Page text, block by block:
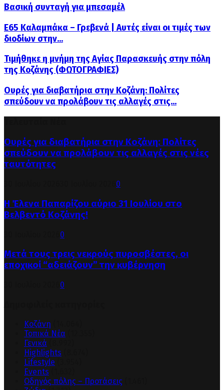
Βασική συνταγή για μπεσαμέλ
Ε65 Καλαμπάκα – Γρεβενά | Αυτές είναι οι τιμές των
διοδίων στην...
Τιμήθηκε η μνήμη της Αγίας Παρασκευής στην πόλη
της Κοζάνης (ΦΩΤΟΓΡΑΦΙΕΣ)
Ουρές για διαβατήρια στην Κοζάνη: Πολίτες
σπεύδουν να προλάβουν τις αλλαγές στις...
Ουρές για διαβατήρια στην Κοζάνη: Πολίτες
σπεύδουν να προλάβουν τις αλλαγές στις νέες
ταυτότητες
0
Η Έλενα Παπαρίζου αύριο 31 Ιουλίου στο
Βελβεντό Κοζάνης!
0
Μετά τους τρεις νεκρούς πυροσβέστες, οι
εποχικοί “αδειάζουν” την κυβέρνηση
0
Κοζάνη
Τοπικά Νέα
Γενικά
Highlights
Lifestyle
Events
Οδηγός πόλης – Προτάσεις